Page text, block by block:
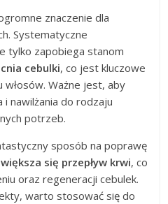
znaczenie dla
Systematyczne
tylko zapobiega stanom
cebulki, co jest kluczowe
Ważne jest, aby
nawilżania do rodzaju
potrzeb.
sposób na poprawę
się przepływ krwi, co
oraz regeneracji cebulek.
warto stosować się do